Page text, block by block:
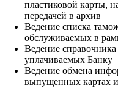
пластиковой карты,
передачей в архив
Ведение списка
обслуживаемых в
Ведение
уплачиваемых Банку
Ведение обмена
выпущенных картах